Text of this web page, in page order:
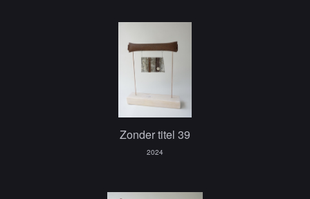
Zonder titel 39
2024